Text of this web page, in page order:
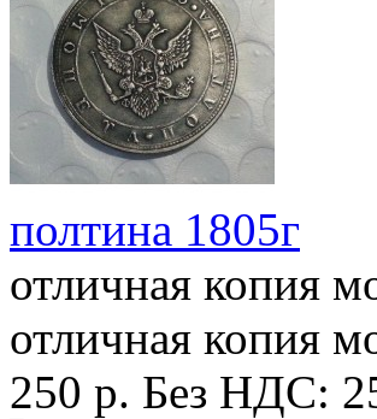
полтина 1805г
отличная копия
отличная копия
250 р. Без НДС: